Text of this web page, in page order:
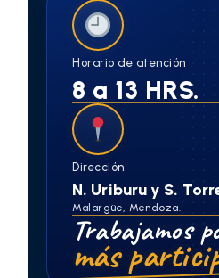
Horario de atención
8 a 13 HRS.
Dirección
N. Uriburu y S.
Malargüe, Mendoza.
Trabajamos
más